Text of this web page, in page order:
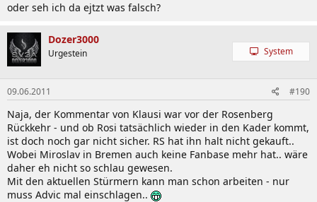
oder seh ich da ejtzt was falsch?
Dozer3000
Urgestein System
09.06.2011 #190
Naja, der Kommentar von Klausi war vor der Rosenberg
Rückkehr - und ob Rosi tatsächlich wieder in den Kader kommt,
ist doch noch gar nicht sicher. RS hat ihn halt nicht gekauft..
Wobei Miroslav in Bremen auch keine Fanbase mehr hat.. wäre
daher eh nicht so schlau gewesen.
Mit den aktuellen Stürmern kann man schon arbeiten - nur
muss Advic mal einschlagen..